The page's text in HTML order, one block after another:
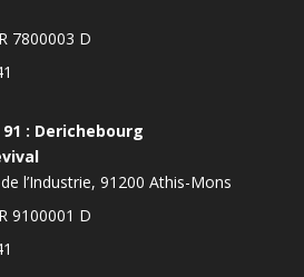
7800003 D
: Derichebourg
l’Industrie, 91200 Athis-Mons
9100001 D